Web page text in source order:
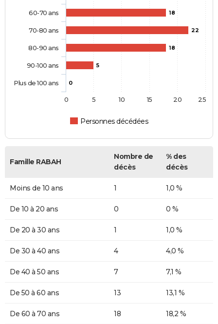
18
22
18
5
0
Personnes décédées
60-70 ans
70-80 ans
80-90 ans
90-100 ans
Plus de 100 ans
0 5 10 15 20 25
Famille RABAH
Nombre de
décès
% des
décès
Moins de 10 ans 1 1,0 %
De 10 à 20 ans 0 0 %
De 20 à 30 ans 1 1,0 %
De 30 à 40 ans 4 4,0 %
De 40 à 50 ans 7 7,1 %
De 50 à 60 ans 13 13,1 %
De 60 à 70 ans 18 18,2 %